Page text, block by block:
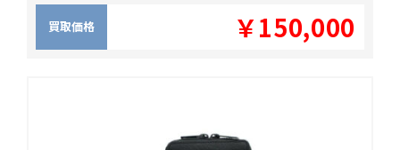
買取価格 ￥150,000